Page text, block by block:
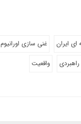
ای ایران غنی سازی اورانیوم
واقعیت